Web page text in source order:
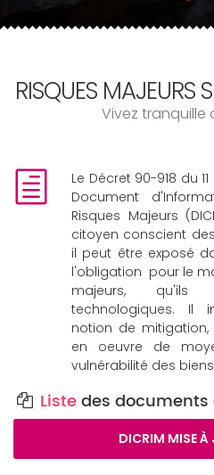
RISQUES MAJEURS
Vivez tranquille
Le Décret 90-918 du
Document
Risques Majeurs
citoyen conscient
il peut être exposé
l'obligation pour le
majeurs,
technologiques. Il
notion de
en oeuvre de
vulnérabilité des
Listedes
DICRIM MISE